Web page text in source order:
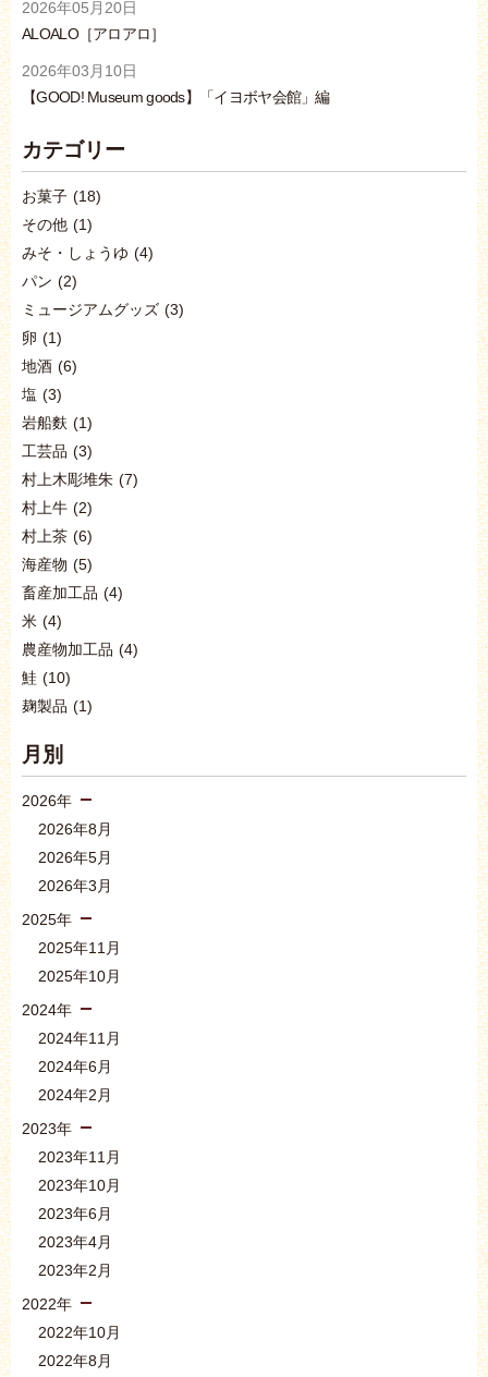
2026年05月20日
ALOALO［アロアロ］
2026年03月10日
【GOOD! Museum goods】「イヨボヤ会館」編
カテゴリー
お菓子 (18)
その他 (1)
みそ・しょうゆ (4)
パン (2)
ミュージアムグッズ (3)
卵 (1)
地酒 (6)
塩 (3)
岩船麩 (1)
工芸品 (3)
村上木彫堆朱 (7)
村上牛 (2)
村上茶 (6)
海産物 (5)
畜産加工品 (4)
米 (4)
農産物加工品 (4)
鮭 (10)
麹製品 (1)
月別
2026年
2026年8月
2026年5月
2026年3月
2025年
2025年11月
2025年10月
2024年
2024年11月
2024年6月
2024年2月
2023年
2023年11月
2023年10月
2023年6月
2023年4月
2023年2月
2022年
2022年10月
2022年8月